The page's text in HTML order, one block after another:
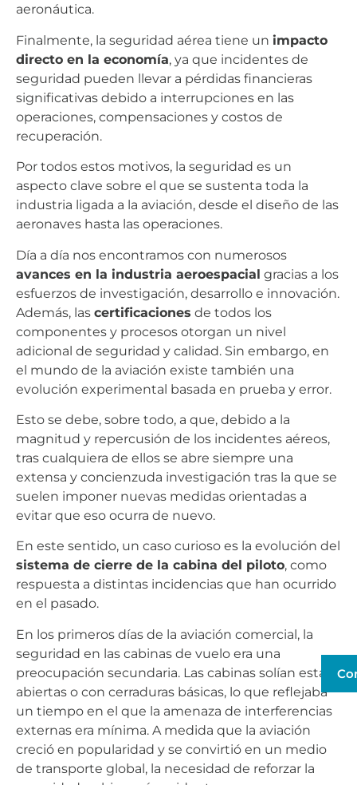
aeronáutica.
Finalmente, la seguridad aérea tiene un impacto
directo en la economía, ya que incidentes de
seguridad pueden llevar a pérdidas financieras
significativas debido a interrupciones en las
operaciones, compensaciones y costos de
recuperación.
Por todos estos motivos, la seguridad es un
aspecto clave sobre el que se sustenta toda la
industria ligada a la aviación, desde el diseño de las
aeronaves hasta las operaciones.
Día a día nos encontramos con numerosos
avances en la industria aeroespacial gracias a los
esfuerzos de investigación, desarrollo e innovación.
Además, las certificaciones de todos los
componentes y procesos otorgan un nivel
adicional de seguridad y calidad. Sin embargo, en
el mundo de la aviación existe también una
evolución experimental basada en prueba y error.
Esto se debe, sobre todo, a que, debido a la
magnitud y repercusión de los incidentes aéreos,
tras cualquiera de ellos se abre siempre una
extensa y concienzuda investigación tras la que se
suelen imponer nuevas medidas orientadas a
evitar que eso ocurra de nuevo.
En este sentido, un caso curioso es la evolución del
sistema de cierre de la cabina del piloto, como
respuesta a distintas incidencias que han ocurrido
en el pasado.
En los primeros días de la aviación comercial, la
seguridad en las cabinas de vuelo era una
preocupación secundaria. Las cabinas solían estar
abiertas o con cerraduras básicas, lo que reflejaba
un tiempo en el que la amenaza de interferencias
externas era mínima. A medida que la aviación
creció en popularidad y se convirtió en un medio
de transporte global, la necesidad de reforzar la